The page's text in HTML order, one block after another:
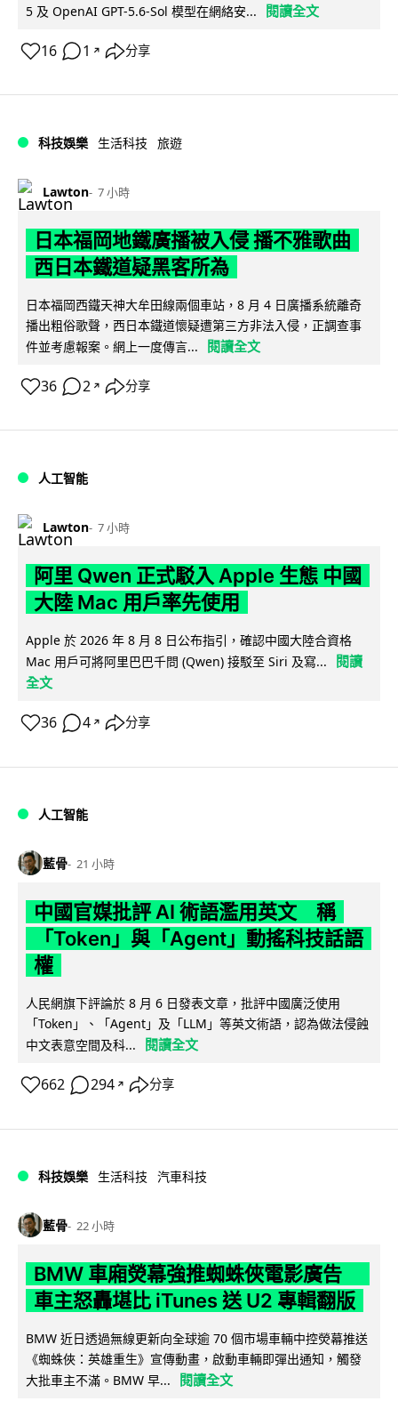
5 及 OpenAI GPT-5.6-Sol 模型在網絡安...
閱讀全文
16 1 ↗ 分享
科技娛樂 生活科技 旅遊
Lawton 7 小時
日本福岡地鐵廣播被入侵 播不雅歌曲
西日本鐵道疑黑客所為
日本福岡西鐵天神大牟田線兩個車站，8 月 4 日廣播系統離奇
播出粗俗歌聲，西日本鐵道懷疑遭第三方非法入侵，正調查事
件並考慮報案。網上一度傳言...
閱讀全文
36 2 ↗ 分享
人工智能
Lawton 7 小時
阿里 Qwen 正式駁入 Apple 生態 中國
大陸 Mac 用戶率先使用
Apple 於 2026 年 8 月 8 日公布指引，確認中國大陸合資格
Mac 用戶可將阿里巴巴千問 (Qwen) 接駁至 Siri 及寫...
閱讀
全文
36 4 ↗ 分享
人工智能
藍骨 21 小時
中國官媒批評 AI 術語濫用英文 稱
「Token」與「Agent」動搖科技話語
權
人民網旗下評論於 8 月 6 日發表文章，批評中國廣泛使用
「Token」、「Agent」及「LLM」等英文術語，認為做法侵蝕
中文表意空間及科...
閱讀全文
662 294 ↗ 分享
科技娛樂 生活科技 汽車科技
藍骨 22 小時
BMW 車廂熒幕強推蜘蛛俠電影廣告
車主怒轟堪比 iTunes 送 U2 專輯翻版
BMW 近日透過無線更新向全球逾 70 個市場車輛中控熒幕推送
《蜘蛛俠：英雄重生》宣傳動畫，啟動車輛即彈出通知，觸發
大批車主不滿。BMW 早...
閱讀全文